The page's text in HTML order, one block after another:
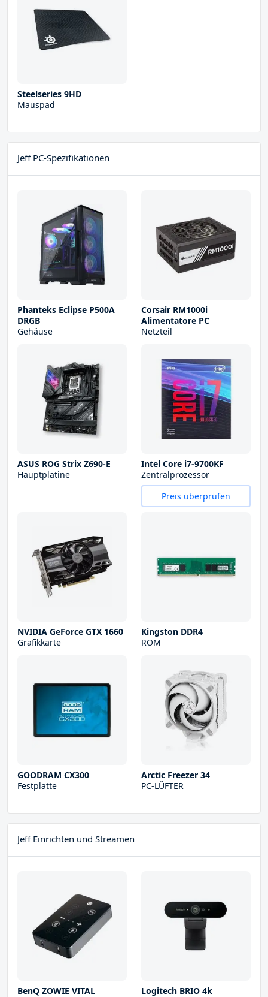
Steelseries 9HD
Mauspad
Jeff PC-Spezifikationen
Phanteks Eclipse P500A
DRGB
Gehäuse
Corsair RM1000i
Alimentatore PC
Netzteil
ASUS ROG Strix Z690-E
Hauptplatine
Intel Core i7-9700KF
Zentralprozessor
Preis überprüfen
NVIDIA GeForce GTX 1660
Grafikkarte
Kingston DDR4
ROM
GOODRAM CX300
Festplatte
Arctic Freezer 34
PC-LÜFTER
Jeff Einrichten und Streamen
BenQ ZOWIE VITAL
Logitech BRIO 4k